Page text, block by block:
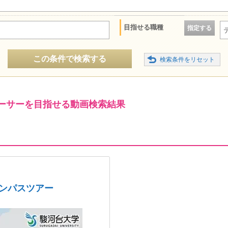
目指せる職種 指定する
この条件で検索する
サーを目指せる動画検索結果
パスツアー